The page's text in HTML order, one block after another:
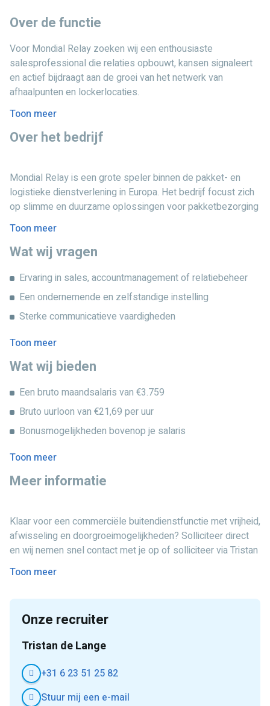
Over de functie
Voor Mondial Relay zoeken wij een enthousiaste
salesprofessional die relaties opbouwt, kansen signaleert
en actief bijdraagt aan de groei van het netwerk van
afhaalpunten en lockerlocaties.
Wat ga je doen?
Als Field Sales Medewerker ben jij hét gezicht van Mondial
lockerlocaties en onderhoudt sterke relaties met bestaande
partners.
Jouw werkzaamheden:
Nieuwe klanten en locaties benaderen en onboarden
Marktontwikkelingen signaleren en commerciële kansen
benutten
Administratie verwerken in CRM-systemen
Problemen oplossen en klanten ondersteunen
Meedenken over verbeteringen en groei
onderweg. Daardoor is geen enkele werkdag hetzelfde.
Toon meer
Over het bedrijf
Mondial Relay is een grote speler binnen de pakket- en
logistieke dienstverlening in Europa. Het bedrijf focust zich
op slimme en duurzame oplossingen voor pakketbezorging
via afhaalpunten en lockers. Innovatie, klantgerichtheid en
groei staan centraal binnen de organisatie.
Toon meer
Wat wij vragen
Ervaring in sales, accountmanagement of relatiebeheer
Een ondernemende en zelfstandige instelling
Sterke communicatieve vaardigheden
Ervaring met CRM-systemen is mooi meegenomen
Goede beheersing van de Nederlandse taal
Toon meer
Wat wij bieden
Een bruto maandsalaris van €3.759
Bruto uurloon van €21,69 per uur
Bonusmogelijkheden bovenop je salaris
Vakantiegeld en vakantiedagen
Werken binnen een internationale en groeiende
organisatie
dienstverband bij Mondial Relay
Toon meer
Meer informatie
Klaar voor een commerciële buitendienstfunctie met vrijheid,
afwisseling en doorgroeimogelijkheden? Solliciteer direct
en wij nemen snel contact met je op of solliciteer via Tristan
+ 31 6 23 51 25 82
Toon meer
Onze recruiter
Tristan de Lange
+31 6 23 51 25 82
Stuur mij een e-mail